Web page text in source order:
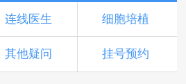
连线医生 细胞培植
其他疑问 挂号预约